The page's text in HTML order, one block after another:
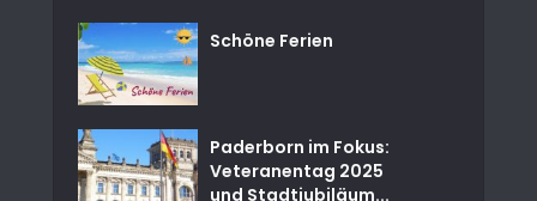
Schöne Ferien
Paderborn im Fokus:
Veteranentag 2025
und Stadtjubiläum...